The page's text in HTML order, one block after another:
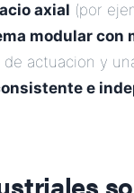
axial (por
modular con
de actuacion y
e